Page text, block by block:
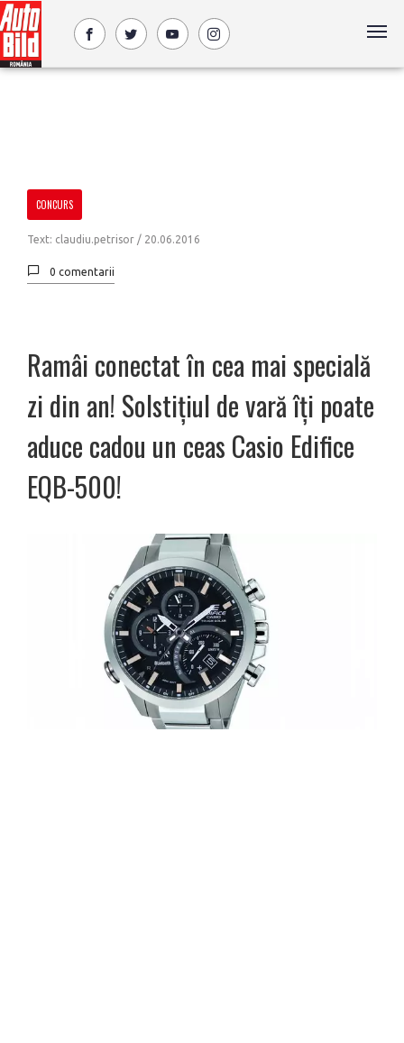
CONCURS
Text: claudiu.petrisor / 20.06.2016
0 comentarii
Ramâi conectat în cea mai specială
zi din an! Solstițiul de vară îți poate
aduce cadou un ceas Casio Edifice
EQB-500!